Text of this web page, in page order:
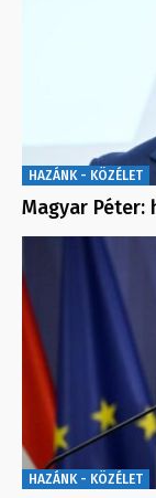
HAZÁNK - KÖZÉLET
Magyar
HAZÁNK - KÖZÉLET